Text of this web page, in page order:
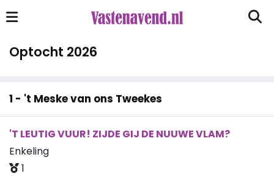
Optocht 2026
1 - 't Meske van ons Tweekes
'T LEUTIG VUUR! ZIJDE GIJ DE NUUWE VLAM?
Enkeling
1